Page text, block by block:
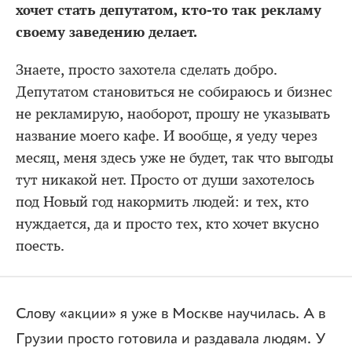
хочет стать депутатом, кто-то так рекламу
своему заведению делает.
Знаете, просто захотела сделать добро.
Депутатом становиться не собираюсь и бизнес
не рекламирую, наоборот, прошу не указывать
название моего кафе. И вообще, я уеду через
месяц, меня здесь уже не будет, так что выгоды
тут никакой нет. Просто от души захотелось
под Новый год накормить людей: и тех, кто
нуждается, да и просто тех, кто хочет вкусно
поесть.
Слову «акции» я уже в Москве научилась. А в
Грузии просто готовила и раздавала людям. У